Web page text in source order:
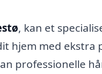
, kan et
hjem med ekstra
professionelle